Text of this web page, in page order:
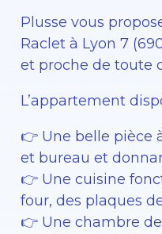
Plusse vous
Raclet à Lyon 7
et proche de toute
L’appartement
👉 Une belle pièce
et bureau et
👉 Une cuisine
four, des plaques
👉 Une chambre